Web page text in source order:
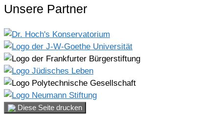
Unsere Partner
Diese Seite drucken